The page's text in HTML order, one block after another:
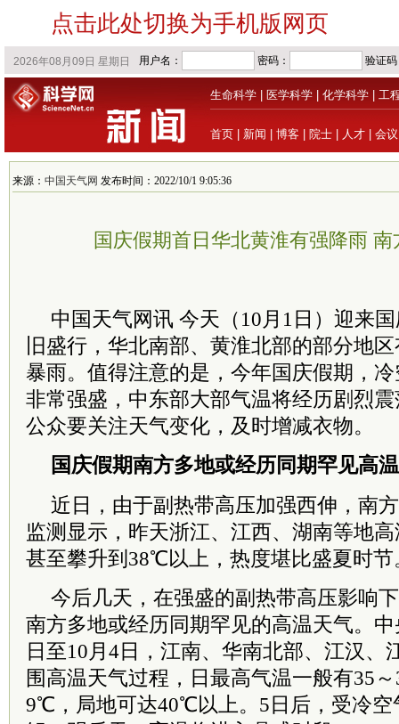
点击此处切换为手机版网页
生命科学 医学科学 化学科学 工
首页 新闻 博客 院士 人才 会议
来源： 中国天气网 发布时间：2022/10/1 9:05:36
国庆假期首日华北黄淮有强降雨
中国天气网讯 今天（10月1日）迎来
旧盛行，华北南部、黄淮北部的部分地
暴雨。值得注意的是，今年国庆假期，
非常强盛，中东部大部气温将经历剧烈
公众要关注天气变化，及时增减衣物。
国庆假期南方多地或经历同期罕见高
近日，由于副热带高压加强西伸，南
监测显示，昨天浙江、江西、湖南等地
甚至攀升到38℃以上，热度堪比盛夏时节
今后几天，在强盛的副热带高压影响
南方多地或经历同期罕见的高温天气。
日至10月4日，江南、华南北部、江汉、
围高温天气过程，日最高气温一般有35
9℃，局地可达40℃以上。5日后，受冷空